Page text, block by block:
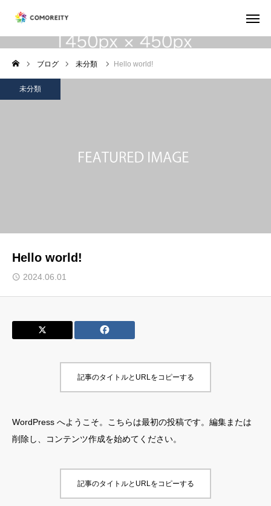
ブログ 未分類 Hello world!
未分類
Hello world!
2024.06.01
記事のタイトルとURLをコピーする
WordPress へようこそ。こちらは最初の投稿です。編集または
削除し、コンテンツ作成を始めてください。
記事のタイトルとURLをコピーする
ログイン
団体紹介
代表挨拶